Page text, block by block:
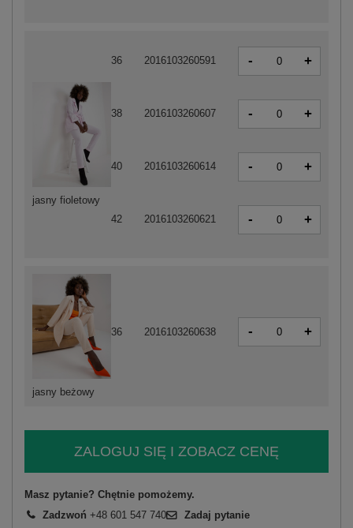
jasny fioletowy
36 2016103260591 - +
38 2016103260607 - +
40 2016103260614 - +
42 2016103260621 - +
jasny beżowy
36 2016103260638 - +
ZALOGUJ SIĘ I ZOBACZ CENĘ
Masz pytanie? Chętnie pomożemy.
Zadzwoń +48 601 547 740 Zadaj pytanie